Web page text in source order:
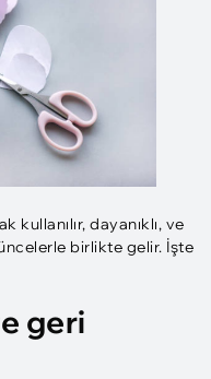
kullanılır, dayanıklı, ve
birlikte gelir. İşte
geri